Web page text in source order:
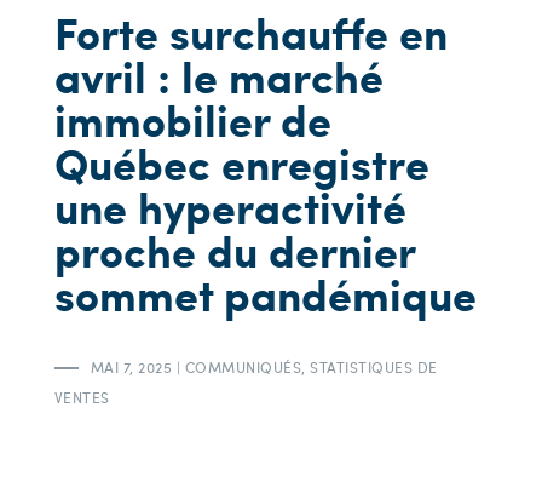
Forte surchauffe en
avril : le marché
immobilier de
Québec enregistre
une hyperactivité
proche du dernier
sommet pandémique
MAI 7, 2025 | COMMUNIQUÉS ,STATISTIQUES DE
VENTES